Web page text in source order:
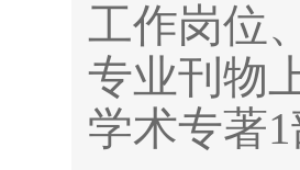
工作岗位
专业刊物
学术专著